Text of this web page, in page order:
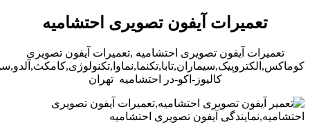
تعمیرات آیفون تصویری احتشامیه
تعمیرات آیفون تصویری احتشامیه ,تعمیرات آیفون تصویری
کالیوز-اکو-در احتشامیه تهران